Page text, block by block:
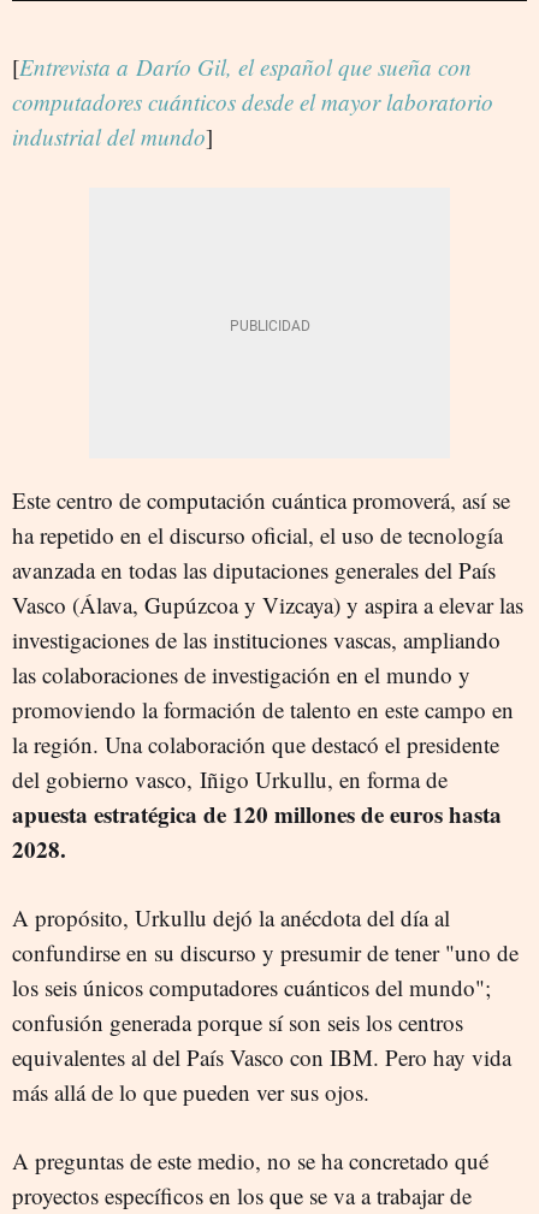
[Entrevista a Darío Gil, el español que sueña con
computadores cuánticos desde el mayor laboratorio
industrial del mundo]
Este centro de computación cuántica promoverá, así se
ha repetido en el discurso oficial, el uso de tecnología
avanzada en todas las diputaciones generales del País
Vasco (Álava, Gupúzcoa y Vizcaya) y aspira a elevar las
investigaciones de las instituciones vascas, ampliando
las colaboraciones de investigación en el mundo y
promoviendo la formación de talento en este campo en
la región. Una colaboración que destacó el presidente
del gobierno vasco, Iñigo Urkullu, en forma de
apuesta estratégica de 120 millones de euros hasta
2028.
A propósito, Urkullu dejó la anécdota del día al
confundirse en su discurso y presumir de tener "uno de
los seis únicos computadores cuánticos del mundo";
confusión generada porque sí son seis los centros
equivalentes al del País Vasco con IBM. Pero hay vida
más allá de lo que pueden ver sus ojos.
A preguntas de este medio, no se ha concretado qué
proyectos específicos en los que se va a trabajar de